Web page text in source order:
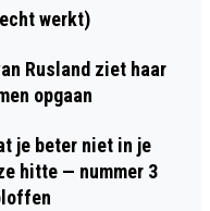
werkt)
Rusland ziet haar
opgaan
je beter niet in je
hitte — nummer 3